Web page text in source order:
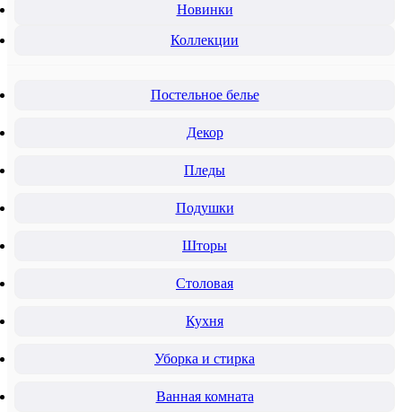
Новинки
Коллекции
Постельное белье
Декор
Пледы
Подушки
Шторы
Столовая
Кухня
Уборка и стирка
Ванная комната